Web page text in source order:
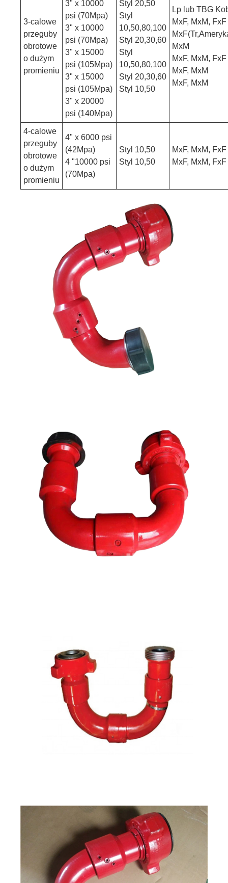
3-calowe
przeguby
obrotowe
o dużym
promieniu
3" x 10000
psi (70Mpa)
3" x 10000
psi (70Mpa)
3" x 15000
psi (105Mpa)
3" x 15000
psi (105Mpa)
3" x 20000
psi (140Mpa)
Styl 20,50
Styl
10,50,80,100
Styl 20,30,60
Styl
10,50,80,100
Styl 20,30,60
Styl 10,50
Lp lub TBG
MxF, MxM, FxF
MxM
MxF, MxM, FxF
MxF, MxM
MxF, MxM
4-calowe
przeguby
obrotowe
o dużym
promieniu
4" x 6000 psi
(42Mpa)
4 "10000 psi
(70Mpa)
Styl 10,50
Styl 10,50
MxF, MxM, FxF
MxF, MxM, FxF